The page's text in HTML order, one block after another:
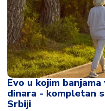
Evo u kojim
dinara - kompletan
Srbiji